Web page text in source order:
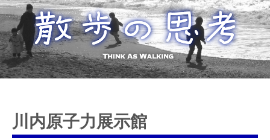
川内原子力展示館